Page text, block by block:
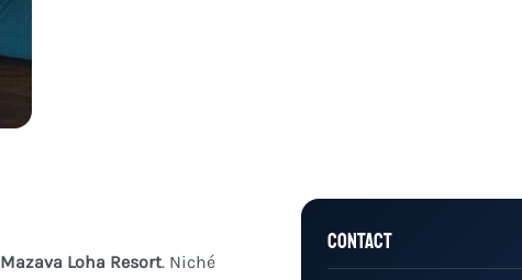
Mazava Loha Resort. Niché
Contact